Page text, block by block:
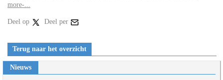
more-...
Deel op Deel per
Terug naar het overzicht
Nieuws